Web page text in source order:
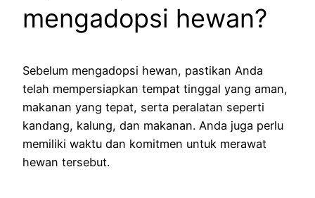
mengadopsi hewan?
Sebelum mengadopsi hewan, pastikan Anda
telah mempersiapkan tempat tinggal yang aman,
makanan yang tepat, serta peralatan seperti
kandang, kalung, dan makanan. Anda juga perlu
memiliki waktu dan komitmen untuk merawat
hewan tersebut.